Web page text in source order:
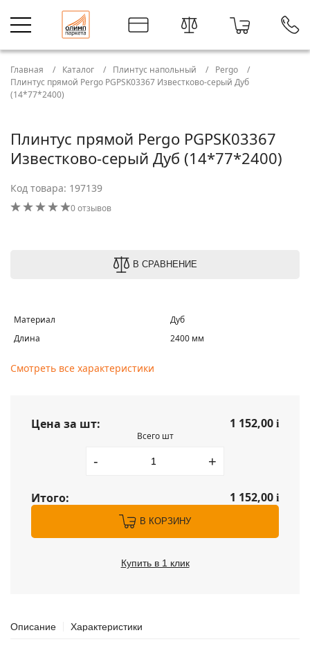
Главная Каталог Плинтус напольный
Pergo
Плинтус прямой Pergo PGPSK03367 Известково-серый Дуб
(14*77*2400)
Плинтус прямой Pergo PGPSK03367
Известково-серый Дуб (14*77*2400)
Код товара: 197139
0 отзывов
В СРАВНЕНИЕ
Материал
Дуб
Длина
2400 мм
Смотреть все характеристики
Цена за шт: 1 152,00 i
Всего шт
- +
Итого: 1 152,00 i
В КОРЗИНУ
Купить в 1 клик
Описание Характеристики